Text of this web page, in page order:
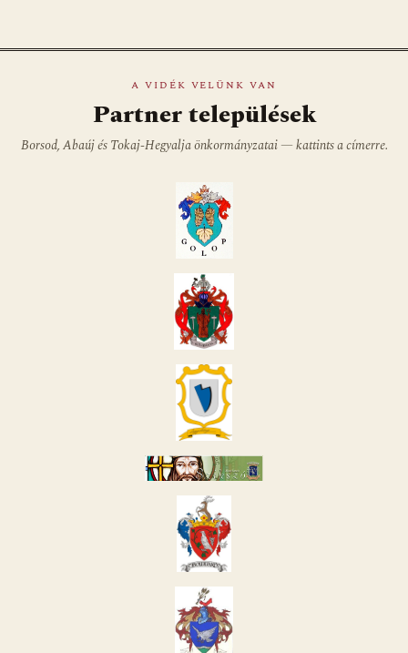
A VIDÉK VELÜNK VAN
Partner települések
Borsod, Abaúj és Tokaj-Hegyalja önkormányzatai — kattints a címerre.